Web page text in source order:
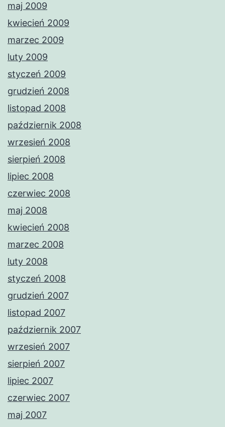
maj 2009
kwiecień 2009
marzec 2009
luty 2009
styczeń 2009
grudzień 2008
listopad 2008
październik 2008
wrzesień 2008
sierpień 2008
lipiec 2008
czerwiec 2008
maj 2008
kwiecień 2008
marzec 2008
luty 2008
styczeń 2008
grudzień 2007
listopad 2007
październik 2007
wrzesień 2007
sierpień 2007
lipiec 2007
czerwiec 2007
maj 2007